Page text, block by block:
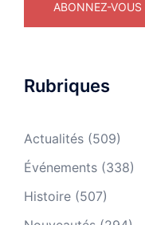
Rubriques
Actualités (509)
Événements (338)
Histoire (507)